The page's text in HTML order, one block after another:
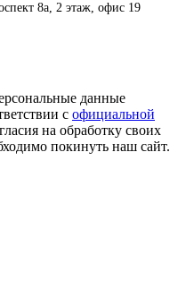
8а, 2 этаж, офис 19
данные
с официальной
на обработку своих
покинуть наш сайт.